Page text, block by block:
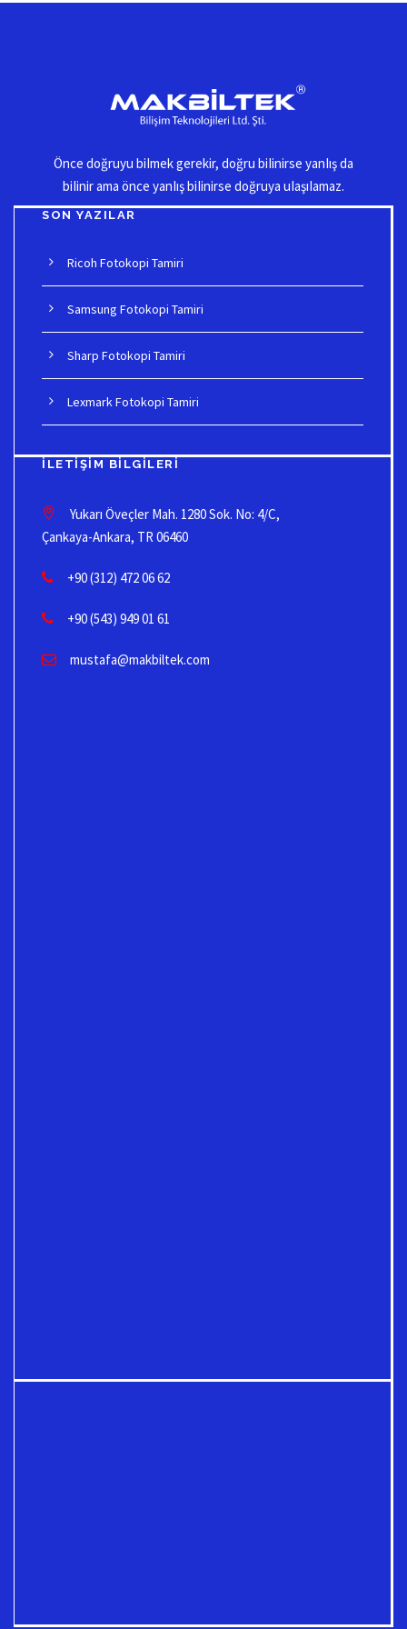
Önce doğruyu biImek gerekir, doğru biIinirse yanIış da
biIinir ama önce yanIış biIinirse doğruya uIaşıIamaz.
SON YAZILAR
Ricoh Fotokopi Tamiri
Samsung Fotokopi Tamiri
Sharp Fotokopi Tamiri
Lexmark Fotokopi Tamiri
İLETIŞIM BILGILERI
Yukarı Öveçler Mah. 1280 Sok. No: 4/C,
Çankaya-Ankara, TR 06460
+90 (312) 472 06 62
+90 (543) 949 01 61
mustafa@makbiltek.com